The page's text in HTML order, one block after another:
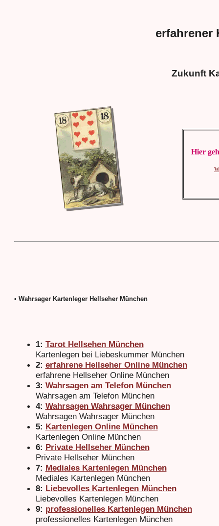
erfahrener
Zukunft
Hier
• Wahrsager Kartenleger Hellseher München
1: Tarot Hellsehen München
Kartenlegen bei Liebeskummer München
2: erfahrene Hellseher Online München
erfahrene Hellseher Online München
3: Wahrsagen am Telefon München
Wahrsagen am Telefon München
4: Wahrsagen Wahrsager München
Wahrsagen Wahrsager München
5: Kartenlegen Online München
Kartenlegen Online München
6: Private Hellseher München
Private Hellseher München
7: Mediales Kartenlegen München
Mediales Kartenlegen München
8: Liebevolles Kartenlegen München
Liebevolles Kartenlegen München
9: professionelles Kartenlegen München
professionelles Kartenlegen München